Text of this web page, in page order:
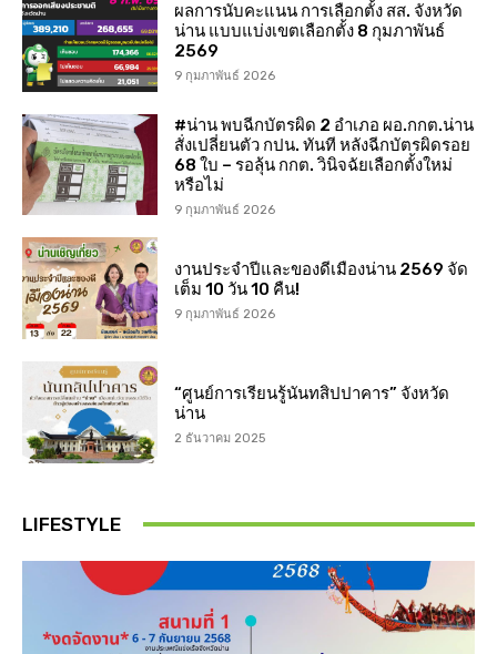
ผลการนับคะแนน การเลือกตั้ง สส. จังหวัด
น่าน แบบแบ่งเขตเลือกตั้ง 8 กุมภาพันธ์
2569
9 กุมภาพันธ์ 2026
#น่าน พบฉีกบัตรผิด 2 อำเภอ ผอ.กกต.น่าน
สั่งเปลี่ยนตัว กปน. ทันที หลังฉีกบัตรผิดรอย
68 ใบ – รอลุ้น กกต. วินิจฉัยเลือกตั้งใหม่
หรือไม่
9 กุมภาพันธ์ 2026
งานประจำปีและของดีเมืองน่าน 2569 จัด
เต็ม 10 วัน 10 คืน!
9 กุมภาพันธ์ 2026
“ศูนย์การเรียนรู้นันทสิปปาคาร” จังหวัด
น่าน
2 ธันวาคม 2025
LIFESTYLE